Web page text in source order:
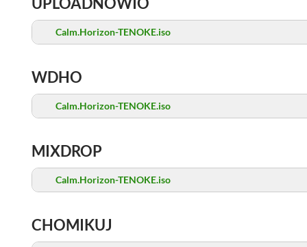
Calm.Horizon-TENOKE.iso
WDHO
Calm.Horizon-TENOKE.iso
MIXDROP
Calm.Horizon-TENOKE.iso
CHOMIKUJ